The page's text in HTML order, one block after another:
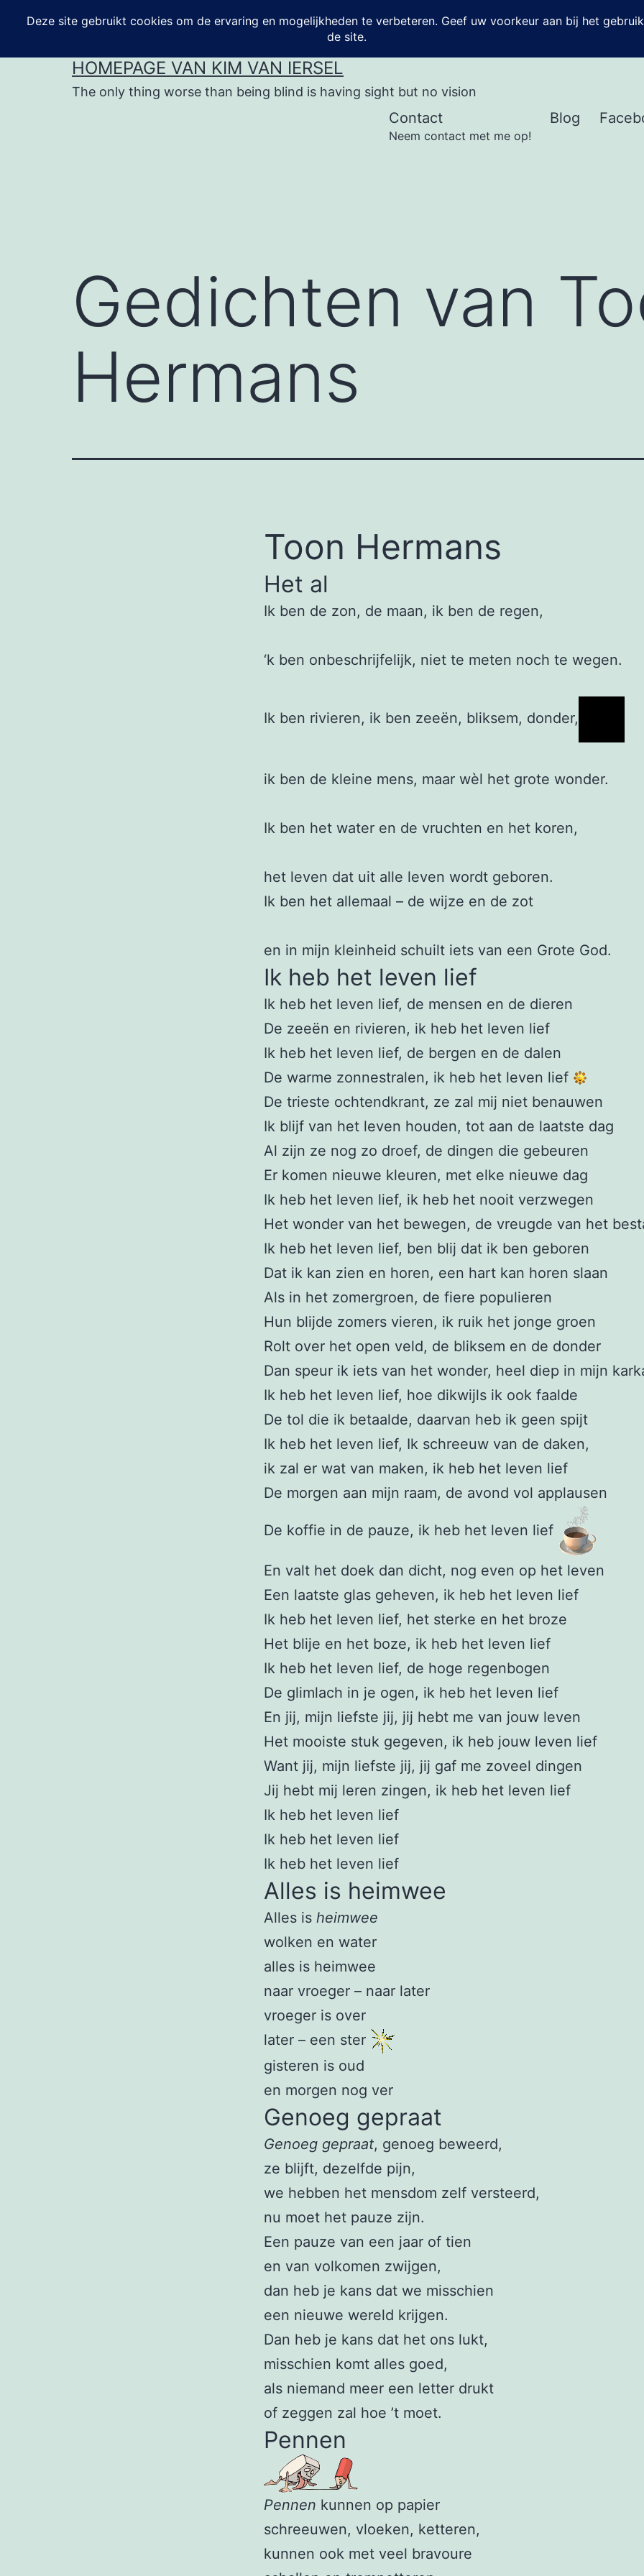
de
HOMEPAGE VAN KIM VAN IERSEL
The only thing worse than being blind is having sight but no vision
Contact
Neem contact met me op!
Blog
Gedichten van
Hermans
Toon Hermans
Het al
Ik ben de zon, de maan, ik ben de regen,
‘k ben onbeschrijfelijk, niet te meten noch te wegen.
Ik ben rivieren, ik ben zeeën, bliksem, donder,
ik ben de kleine mens, maar wèl het grote wonder.
Ik ben het water en de vruchten en het koren,
het leven dat uit alle leven wordt geboren.
Ik ben het allemaal – de wijze en de zot
en in mijn kleinheid schuilt iets van een Grote God.
Ik heb het leven lief
Ik heb het leven lief, de mensen en de dieren
De zeeën en rivieren, ik heb het leven lief
Ik heb het leven lief, de bergen en de dalen
De warme zonnestralen, ik heb het leven lief
De trieste ochtendkrant, ze zal mij niet benauwen
Ik blijf van het leven houden, tot aan de laatste dag
Al zijn ze nog zo droef, de dingen die gebeuren
Er komen nieuwe kleuren, met elke nieuwe dag
Ik heb het leven lief, ik heb het nooit verzwegen
Het wonder van het bewegen, de vreugde van het
Ik heb het leven lief, ben blij dat ik ben geboren
Dat ik kan zien en horen, een hart kan horen slaan
Als in het zomergroen, de fiere populieren
Hun blijde zomers vieren, ik ruik het jonge groen
Rolt over het open veld, de bliksem en de donder
Dan speur ik iets van het wonder, heel diep in mijn
Ik heb het leven lief, hoe dikwijls ik ook faalde
De tol die ik betaalde, daarvan heb ik geen spijt
Ik heb het leven lief, Ik schreeuw van de daken,
ik zal er wat van maken, ik heb het leven lief
De morgen aan mijn raam, de avond vol applausen
De koffie in de pauze, ik heb het leven lief
En valt het doek dan dicht, nog even op het leven
Een laatste glas geheven, ik heb het leven lief
Ik heb het leven lief, het sterke en het broze
Het blije en het boze, ik heb het leven lief
Ik heb het leven lief, de hoge regenbogen
De glimlach in je ogen, ik heb het leven lief
En jij, mijn liefste jij, jij hebt me van jouw leven
Het mooiste stuk gegeven, ik heb jouw leven lief
Want jij, mijn liefste jij, jij gaf me zoveel dingen
Jij hebt mij leren zingen, ik heb het leven lief
Ik heb het leven lief
Ik heb het leven lief
Ik heb het leven lief
Alles is heimwee
Alles is heimwee
wolken en water
alles is heimwee
naar vroeger – naar later
vroeger is over
later – een ster
gisteren is oud
en morgen nog ver
Genoeg gepraat
Genoeg gepraat, genoeg beweerd,
ze blijft, dezelfde pijn,
we hebben het mensdom zelf versteerd,
nu moet het pauze zijn.
Een pauze van een jaar of tien
en van volkomen zwijgen,
dan heb je kans dat we misschien
een nieuwe wereld krijgen.
Dan heb je kans dat het ons lukt,
misschien komt alles goed,
als niemand meer een letter drukt
of zeggen zal hoe ’t moet.
Pennen
Pennen kunnen op papier
schreeuwen, vloeken, ketteren,
kunnen ook met veel bravoure